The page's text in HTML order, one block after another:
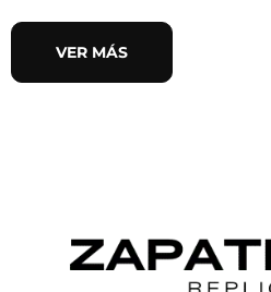
VER MÁS